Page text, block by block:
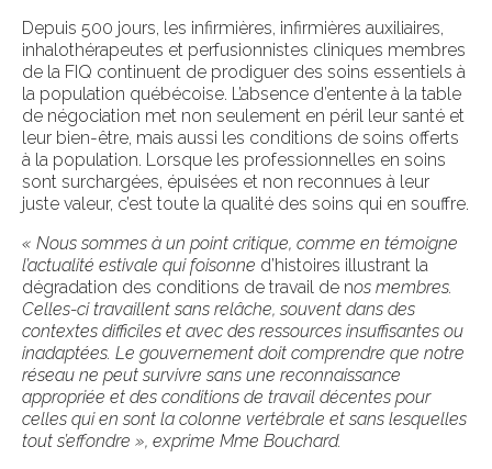
Depuis 500 jours, les infirmières, infirmières auxiliaires,
inhalothérapeutes et perfusionnistes cliniques membres
de la FIQ continuent de prodiguer des soins essentiels à
la population québécoise. L’absence d’entente à la table
de négociation met non seulement en péril leur santé et
leur bien-être, mais aussi les conditions de soins offerts
à la population. Lorsque les professionnelles en soins
sont surchargées, épuisées et non reconnues à leur
juste valeur, c’est toute la qualité des soins qui en souffre.
« Nous sommes à un point critique, comme en témoigne
l’actualité estivale qui foisonne d’histoires illustrant la
dégradation des conditions de travail de nos membres.
Celles-ci travaillent sans relâche, souvent dans des
contextes difficiles et avec des ressources insuffisantes ou
inadaptées. Le gouvernement doit comprendre que notre
réseau ne peut survivre sans une reconnaissance
appropriée et des conditions de travail décentes pour
celles qui en sont la colonne vertébrale et sans lesquelles
tout s’effondre », exprime Mme Bouchard.